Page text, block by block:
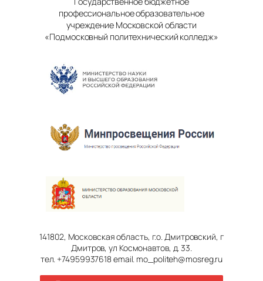
профессиональное образовательное
учреждение Московской области
«Подмосковный политехнический колледж»
141802, Московская область, г.о. Дмитровский, г
Дмитров, ул Космонавтов, д. 33.
тел. +74959937618 email. mo_politeh@mosreg.ru